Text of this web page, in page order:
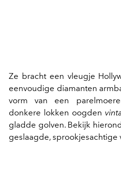
Ze bracht een vleugje
eenvoudige diamanten
vorm van een
donkere lokken oogden
gladde golven. Bekijk
geslaagde, sprookjesachtige